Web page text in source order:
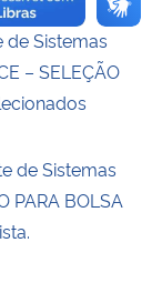
de Sistemas
– SELEÇÃO
de Sistemas
PARA BOLSA